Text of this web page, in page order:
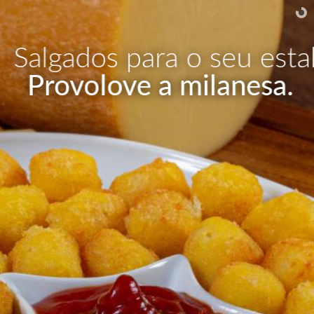
Salgados para o seu
Provolove a milanesa.